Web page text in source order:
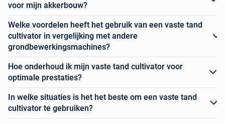
voor mijn akkerbouw?
Welke voordelen heeft het gebruik van een vaste tand
cultivator in vergelijking met andere
grondbewerkingsmachines?
Hoe onderhoud ik mijn vaste tand cultivator voor
optimale prestaties?
In welke situaties is het het beste om een vaste tand
cultivator te gebruiken?